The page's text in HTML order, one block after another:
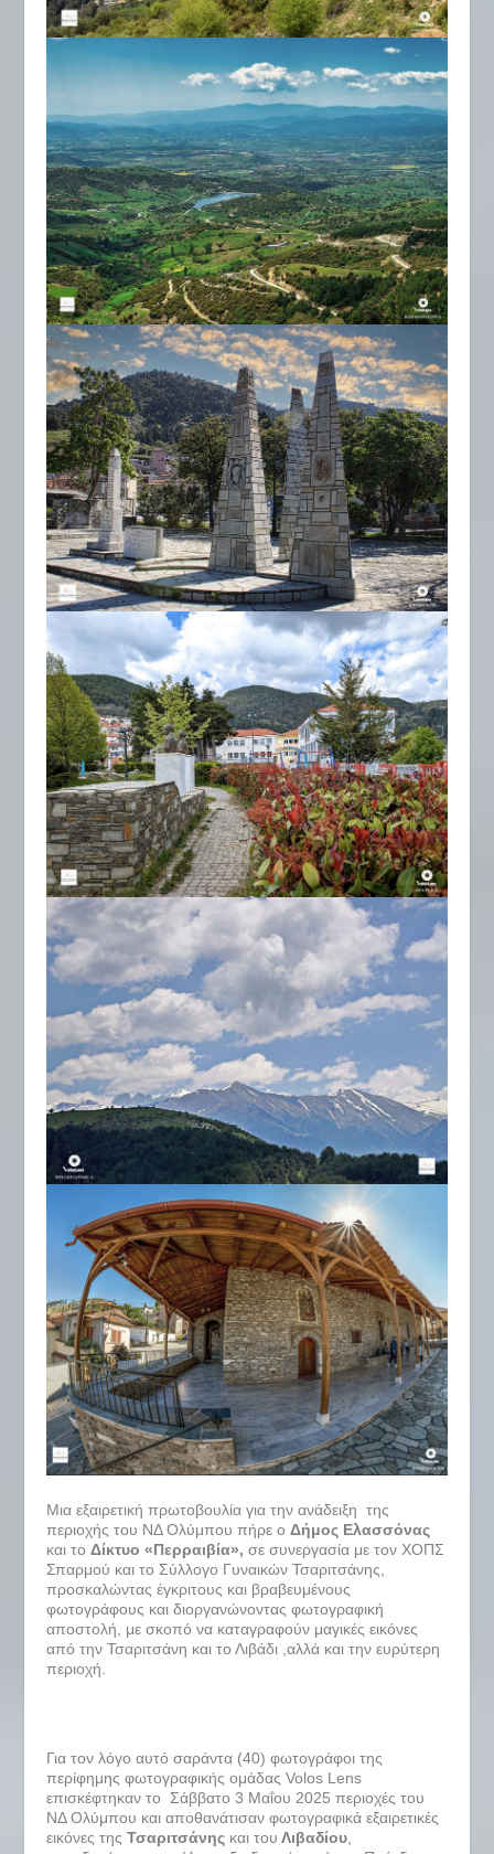
Μια εξαιρετική πρωτοβουλία για την ανάδειξη της
περιοχής του ΝΔ Ολύμπου πήρε οΔήμος Ελασσόνας
και τοΔίκτυο «Περραιβία», σε συνεργασία με τον ΧΟΠΣ
Σπαρμού και το Σύλλογο Γυναικών Τσαριτσάνης,
προσκαλώντας έγκριτους και βραβευμένους
φωτογράφους και διοργανώνοντας φωτογραφική
αποστολή, με σκοπό να καταγραφούν μαγικές εικόνες
από την Τσαριτσάνη και το Λιβάδι ,αλλά και την ευρύτερη
περιοχή.
Για τον λόγο αυτό σαράντα (40) φωτογράφοι της
περίφημης φωτογραφικής ομάδας Volos Lens
επισκέφτηκαν το Σάββατο 3 Μαΐου 2025 περιοχές του
ΝΔ Ολύμπου και αποθανάτισαν φωτογραφικά εξαιρετικές
εικόνες τηςΤσαριτσάνης και του Λιβαδίου